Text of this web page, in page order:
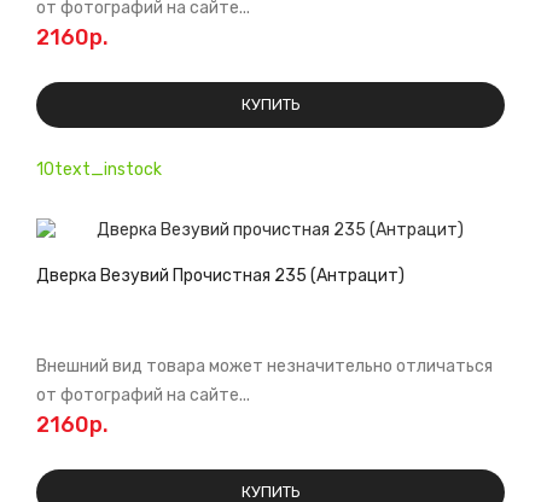
10text_instock
от фотографий на сайте...
2160р.
КУПИТЬ
Дверка Везувий Прочистная 235 (Антрацит)
Внешний вид товара может незначительно отличаться
от фотографий на сайте...
2160р.
КУПИТЬ